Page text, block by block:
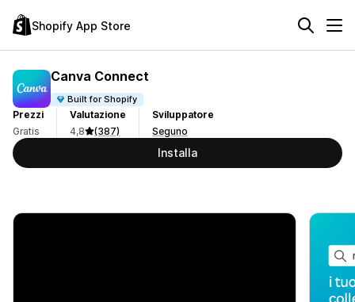
Shopify App Store
Canva Connect
Built for Shopify
Prezzi
Gratis
Valutazione
4,8
(387)
Sviluppatore
Seguno
Installa